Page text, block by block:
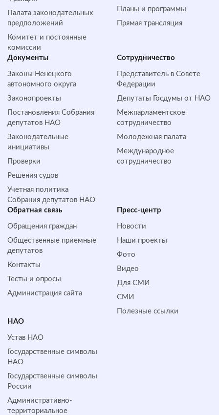
Палата законодательных
предположений
Комитет и постоянные
комиссии
Планы и программы
Прямая трансляция
Документы
Законы Ненецкого
автономного округа
Законопроекты
Постановления Собрания
депутатов НАО
Законодательные
инициативы
Проверки
Решения судов
Учетная политика
Собрания депутатов НАО
Сотрудничество
Представитель в Совете
Федерации
Депутаты Госдумы от НАО
Межпарламентское
сотрудничество
Молодежная палата
Международное
сотрудничество
Обратная cвязь
Обращения граждан
Общественные приемные
депутатов
Контакты
Тесты и опросы
Администрация сайта
Пресс-центр
Новости
Наши проекты
Фото
Видео
Для СМИ
СМИ
Полезные ссылки
НАО
Устав НАО
Государственные символы
НАО
Государственные символы
России
Административно-
территориальное